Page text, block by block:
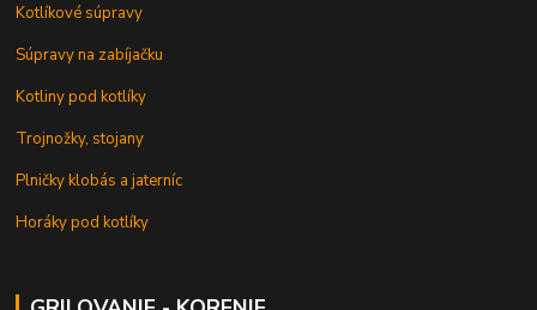
Kotlíkové súpravy
Súpravy na zabíjačku
Kotliny pod kotlíky
Trojnožky, stojany
Plničky klobás a jaterníc
Horáky pod kotlíky